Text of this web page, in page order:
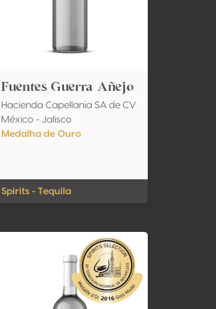
Fuentes Guerra Añejo
Hacienda Capellania SA de CV
México - Jalisco
Medalha de Ouro
Spirits - Tequila